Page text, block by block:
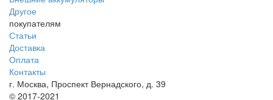
Другое
покупателям
Статьи
Доставка
Оплата
Контакты
г. Москва, Проспект Вернадского, д. 39
© 2017-2021